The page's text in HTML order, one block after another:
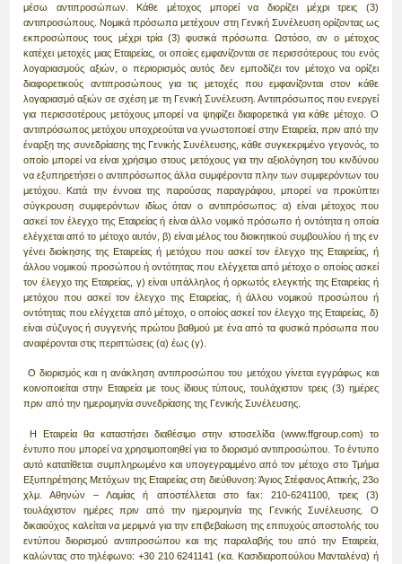
μέσω αντιπροσώπων. Κάθε μέτοχος μπορεί να διορίζει μέχρι τρεις (3)
αντιπροσώπους. Νομικά πρόσωπα μετέχουν στη Γενική Συνέλευση ορίζοντας ως
εκπροσώπους τους μέχρι τρία (3) φυσικά πρόσωπα. Ωστόσο, αν ο μέτοχος
κατέχει μετοχές μιας Εταιρείας, οι οποίες εμφανίζονται σε περισσότερους του ενός
λογαριασμούς αξιών, ο περιορισμός αυτός δεν εμποδίζει τον μέτοχο να ορίζει
διαφορετικούς αντιπροσώπους για τις μετοχές που εμφανίζονται στον κάθε
λογαριασμό αξιών σε σχέση με τη Γενική Συνέλευση. Αντιπρόσωπος που ενεργεί
για περισσοτέρους μετόχους μπορεί να ψηφίζει διαφορετικά για κάθε μέτοχο. Ο
αντιπρόσωπος μετόχου υποχρεούται να γνωστοποιεί στην Εταιρεία, πριν από την
έναρξη της συνεδρίασης της Γενικής Συνέλευσης, κάθε συγκεκριμένο γεγονός, το
οποίο μπορεί να είναι χρήσιμο στους μετόχους για την αξιολόγηση του κινδύνου
να εξυπηρετήσει ο αντιπρόσωπος άλλα συμφέροντα πλην των συμφερόντων του
μετόχου. Κατά την έννοια της παρούσας παραγράφου, μπορεί να προκύπτει
σύγκρουση συμφερόντων ιδίως όταν ο αντιπρόσωπος: α) είναι μέτοχος που
ασκεί τον έλεγχο της Εταιρείας ή είναι άλλο νομικό πρόσωπο ή οντότητα η οποία
ελέγχεται από το μέτοχο αυτόν, β) είναι μέλος του διοικητικού συμβουλίου ή της εν
γένει διοίκησης της Εταιρείας ή μετόχου που ασκεί τον έλεγχο της Εταιρείας, ή
άλλου νομικού προσώπου ή οντότητας που ελέγχεται από μέτοχο ο οποίος ασκεί
τον έλεγχο της Εταιρείας, γ) είναι υπάλληλος ή ορκωτός ελεγκτής της Εταιρείας ή
μετόχου που ασκεί τον έλεγχο της Εταιρείας, ή άλλου νομικού προσώπου ή
οντότητας που ελέγχεται από μέτοχο, ο οποίος ασκεί τον έλεγχο της Εταιρείας, δ)
είναι σύζυγος ή συγγενής πρώτου βαθμού με ένα από τα φυσικά πρόσωπα που
αναφέρονται στις περιπτώσεις (α) έως (γ).
Ο διορισμός και η ανάκληση αντιπροσώπου του μετόχου γίνεται εγγράφως και
κοινοποιείται στην Εταιρεία με τους ίδιους τύπους, τουλάχιστον τρεις (3) ημέρες
πριν από την ημερομηνία συνεδρίασης της Γενικής Συνέλευσης.
Η Εταιρεία θα καταστήσει διαθέσιμο στην ιστοσελίδα (www.ffgroup.com) το
έντυπο που μπορεί να χρησιμοποιηθεί για το διορισμό αντιπροσώπου. Το έντυπο
αυτό κατατίθεται συμπληρωμένο και υπογεγραμμένο από τον μέτοχο στο Τμήμα
Εξυπηρέτησης Μετόχων της Εταιρείας στη διεύθυνση: Άγιος Στέφανος Αττικής, 23ο
χλμ. Αθηνών – Λαμίας ή αποστέλλεται στο fax: 210-6241100, τρεις (3)
τουλάχιστον ημέρες πριν από την ημερομηνία της Γενικής Συνέλευσης. Ο
δικαιούχος καλείται να μεριμνά για την επιβεβαίωση της επιτυχούς αποστολής του
εντύπου διορισμού αντιπροσώπου και της παραλαβής του από την Εταιρεία,
καλώντας στο τηλέφωνο: +30 210 6241141 (κα. Κασιδιαροπούλου Μανταλένα) ή